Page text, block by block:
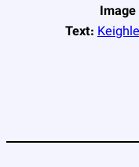
Text: